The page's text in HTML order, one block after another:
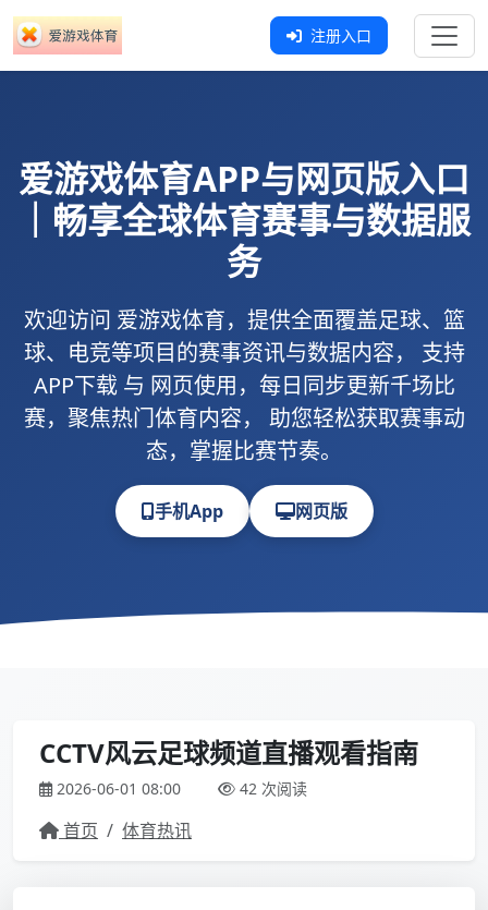
注册入口
爱游戏体育APP与网页版入口
｜畅享全球体育赛事与数据服
务
欢迎访问 爱游戏体育，提供全面覆盖足球、篮
球、电竞等项目的赛事资讯与数据内容， 支持
APP下载与 网页使用，每日同步更新千场比
赛，聚焦热门体育内容， 助您轻松获取赛事动
态，掌握比赛节奏。
手机App 网页版
CCTV风云足球频道直播观看指南
2026-06-01 08:00 42 次阅读
首页 / 体育热讯